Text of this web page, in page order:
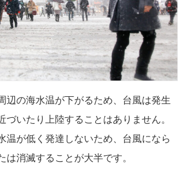
辺の海水温が下がるため、台風は発生
づいたり上陸することはありません。
温が低く発達しないため、台風になら
は消滅することが大半です。